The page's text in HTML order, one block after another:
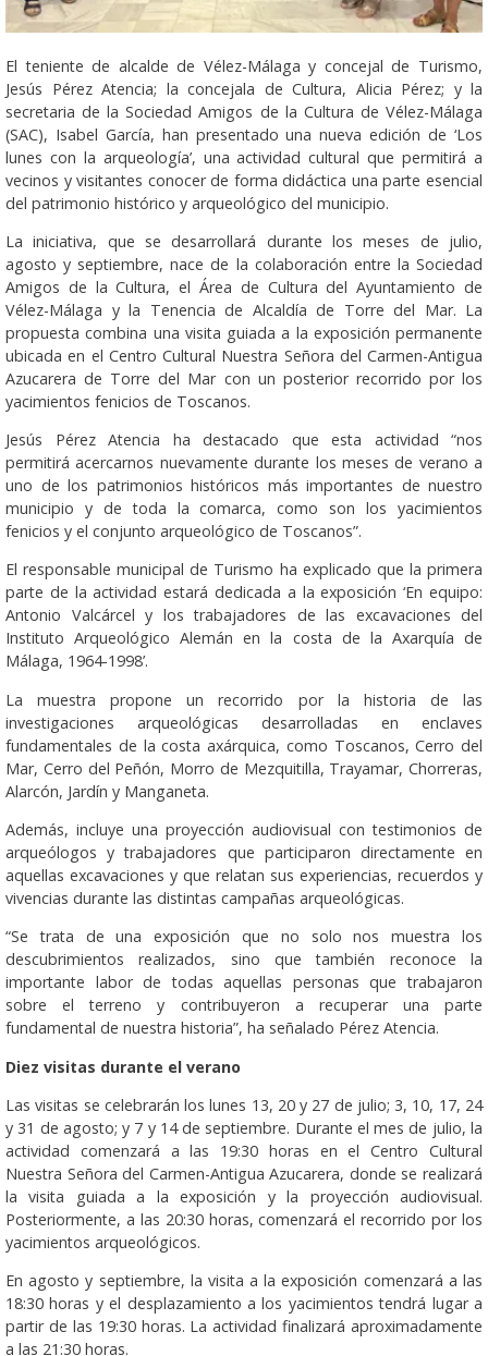
El teniente de alcalde de Vélez-Málaga y concejal de Turismo,
Jesús Pérez Atencia; la concejala de Cultura, Alicia Pérez; y la
secretaria de la Sociedad Amigos de la Cultura de Vélez-Málaga
(SAC), Isabel García, han presentado una nueva edición de ‘Los
lunes con la arqueología’, una actividad cultural que permitirá a
vecinos y visitantes conocer de forma didáctica una parte esencial
del patrimonio histórico y arqueológico del municipio.
La iniciativa, que se desarrollará durante los meses de julio,
agosto y septiembre, nace de la colaboración entre la Sociedad
Amigos de la Cultura, el Área de Cultura del Ayuntamiento de
Vélez-Málaga y la Tenencia de Alcaldía de Torre del Mar. La
propuesta combina una visita guiada a la exposición permanente
ubicada en el Centro Cultural Nuestra Señora del Carmen-Antigua
Azucarera de Torre del Mar con un posterior recorrido por los
yacimientos fenicios de Toscanos.
Jesús Pérez Atencia ha destacado que esta actividad “nos
permitirá acercarnos nuevamente durante los meses de verano a
uno de los patrimonios históricos más importantes de nuestro
municipio y de toda la comarca, como son los yacimientos
fenicios y el conjunto arqueológico de Toscanos”.
El responsable municipal de Turismo ha explicado que la primera
parte de la actividad estará dedicada a la exposición ‘En equipo:
Antonio Valcárcel y los trabajadores de las excavaciones del
Instituto Arqueológico Alemán en la costa de la Axarquía de
Málaga, 1964-1998’.
La muestra propone un recorrido por la historia de las
investigaciones arqueológicas desarrolladas en enclaves
fundamentales de la costa axárquica, como Toscanos, Cerro del
Mar, Cerro del Peñón, Morro de Mezquitilla, Trayamar, Chorreras,
Alarcón, Jardín y Manganeta.
Además, incluye una proyección audiovisual con testimonios de
arqueólogos y trabajadores que participaron directamente en
aquellas excavaciones y que relatan sus experiencias, recuerdos y
vivencias durante las distintas campañas arqueológicas.
“Se trata de una exposición que no solo nos muestra los
descubrimientos realizados, sino que también reconoce la
importante labor de todas aquellas personas que trabajaron
sobre el terreno y contribuyeron a recuperar una parte
fundamental de nuestra historia”, ha señalado Pérez Atencia.
Diez visitas durante el verano
Las visitas se celebrarán los lunes 13, 20 y 27 de julio; 3, 10, 17, 24
y 31 de agosto; y 7 y 14 de septiembre. Durante el mes de julio, la
actividad comenzará a las 19:30 horas en el Centro Cultural
Nuestra Señora del Carmen-Antigua Azucarera, donde se realizará
la visita guiada a la exposición y la proyección audiovisual.
Posteriormente, a las 20:30 horas, comenzará el recorrido por los
yacimientos arqueológicos.
En agosto y septiembre, la visita a la exposición comenzará a las
18:30 horas y el desplazamiento a los yacimientos tendrá lugar a
partir de las 19:30 horas. La actividad finalizará aproximadamente
a las 21:30 horas.